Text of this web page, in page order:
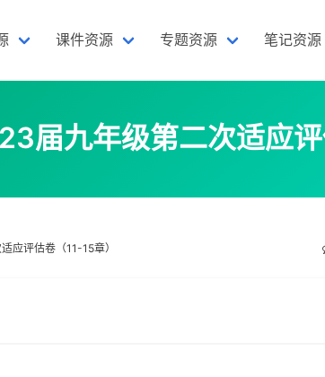
课件资源 专题资源 笔记资源
届九年级第二次适应评
应评估卷（11-15章）